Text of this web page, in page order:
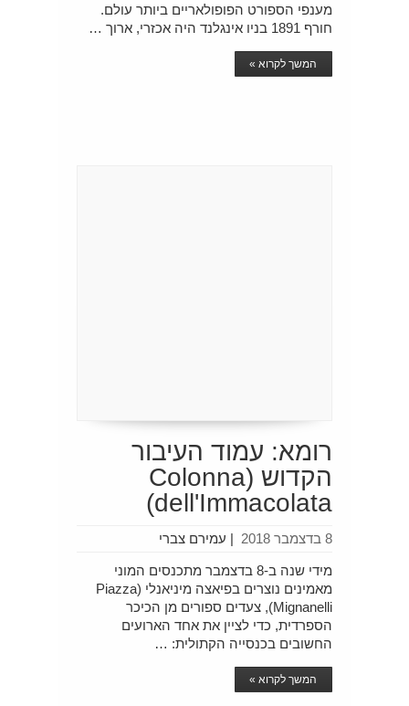
מענפי הספורט הפופולאריים ביותר עולם.
חורף 1891 בניו אינגלנד היה אכזרי, ארוך …
המשך לקרוא »
רומא: עמוד העיבור
הקדוש (Colonna
dell'Immacolata)
עמירם צברי | 8 בדצמבר 2018
מידי שנה ב-8 בדצמבר מתכנסים המוני
מאמינים נוצרים בפיאצה מיניאנלי (Piazza
Mignanelli), צעדים ספורים מן הכיכר
הספרדית, כדי לציין את אחד הארועים
החשובים בכנסייה הקתולית: …
המשך לקרוא »